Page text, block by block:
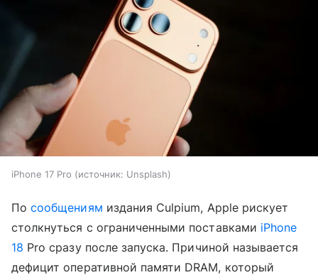
iPhone 17 Pro источник: Unsplash
Посообщениям издания Culpium, Apple рискует
столкнуться с ограниченными поставками iPhone
18 Pro сразу после запуска. Причиной называется
дефицит оперативной памяти DRAM, который